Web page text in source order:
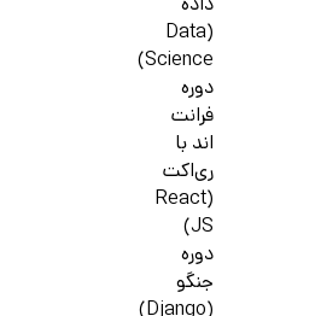
داده
(Data
Science)
دوره
فرانت
اند با
ری‌اکت
(React
JS)
دوره
جنگو